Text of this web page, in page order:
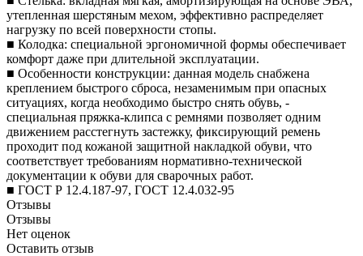
утепленная шерстяным мехом, эффективно распределяет
нагрузку по всей поверхности стопы.
■ Колодка: специальной эргономичной формы обеспечивает
комфорт даже при длительной эксплуатации.
■ Особенности конструкции: данная модель снабжена
креплением быстрого сброса, незаменимым при опасных
ситуациях, когда необходимо быстро снять обувь, -
специальная пряжка-клипса с ремнями позволяет одним
движением расстегнуть застежку, фиксирующий ремень
проходит под кожаной защитной накладкой обуви, что
соответствует требованиям нормативно-технической
документации к обуви для сварочных работ.
■ ГОСТ Р 12.4.187-97, ГОСТ 12.4.032-95
Отзывы
Отзывы
Нет оценок
Оставить отзыв